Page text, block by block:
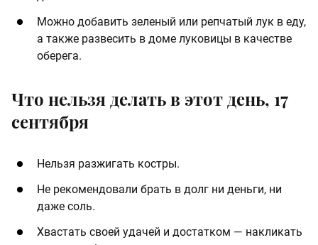
Можно добавить зеленый или репчатый лук в еду,
а также развесить в доме луковицы в качестве
оберега.
Что нельзя делать в этот день, 17
сентября
Нельзя разжигать костры.
Не рекомендовали брать в долг ни деньги, ни
даже соль.
Хвастать своей удачей и достатком — накликать